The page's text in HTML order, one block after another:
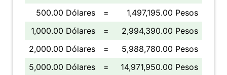
500.00 Dólares
=
1,497,195.00 Pesos
1,000.00 Dólares
=
2,994,390.00 Pesos
2,000.00 Dólares
=
5,988,780.00 Pesos
5,000.00 Dólares
= 14,971,950.00 Pesos